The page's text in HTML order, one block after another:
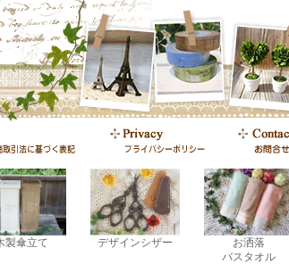
製傘立て デザインシザー
お洒落
バスタオル